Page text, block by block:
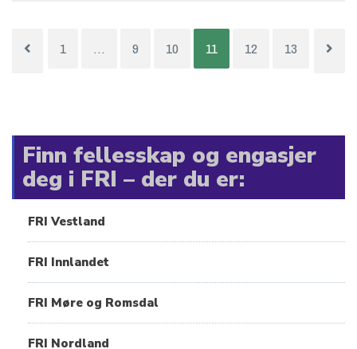
1 … 9 10 11 12 13
Finn fellesskap og engasjer
deg i FRI – der du er:
FRI Vestland
FRI Innlandet
FRI Møre og Romsdal
FRI Nordland